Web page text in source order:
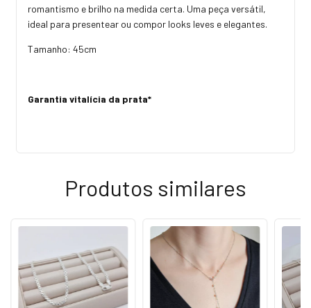
romantismo e brilho na medida certa. Uma peça versátil,
ideal para presentear ou compor looks leves e elegantes.
Tamanho: 45cm
Garantia vitalícia da prata*
Produtos similares